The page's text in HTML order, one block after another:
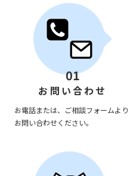
01
お問い合わせ
お電話または、ご相談フォームより
お問い合わせください。